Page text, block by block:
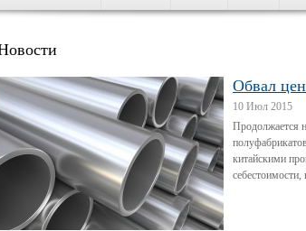
Обвал
10 Июл 2015
Продолжается
китайскими
себестоимости,